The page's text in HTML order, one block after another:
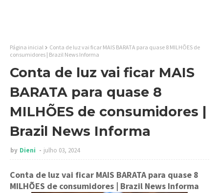
Página inicial
Conta de luz vai ficar MAIS BARATA para quase 8 MILHÕES de
consumidores | Brazil News Informa
Conta de luz vai ficar MAIS
BARATA para quase 8
MILHÕES de consumidores |
Brazil News Informa
by Dieni julho 03, 2024
Conta de luz vai ficar MAIS BARATA para quase 8
MILHÕES de consumidores | Brazil News Informa